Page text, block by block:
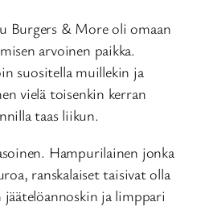
Burgers & More oli omaan
arvoinen paikka.
suositella muillekin ja
vielä toisenkin kerran
taas liikun.
Hampurilainen jonka
ranskalaiset taisivat olla
ja limppari